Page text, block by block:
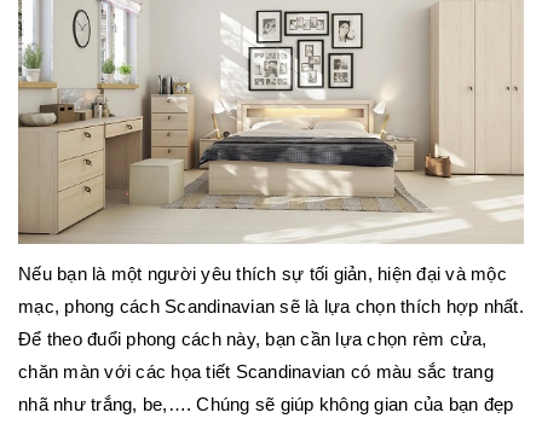
Nếu bạn là một người yêu thích sự tối giản, hiện đại và mộc
mạc, phong cách Scandinavian sẽ là lựa chọn thích hợp nhất.
Để theo đuổi phong cách này, bạn cần lựa chọn rèm cửa,
chăn màn với các họa tiết Scandinavian có màu sắc trang
nhã như trắng, be,…. Chúng sẽ giúp không gian của bạn đẹp